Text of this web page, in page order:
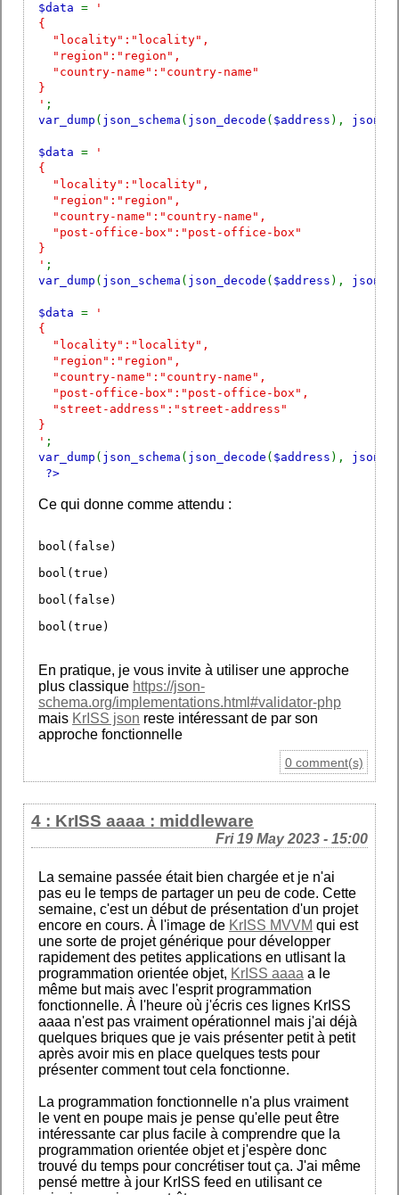
$data =
'
{
"locality":"locality",
"region":"region",
"country-name":"country-name"
}
' ;
var_dump ( json_schema ( json_decode ( $address ),
$data =
'
{
"locality":"locality",
"region":"region",
"country-name":"country-name",
"post-office-box":"post-office-box"
}
' ;
var_dump ( json_schema ( json_decode ( $address ),
$data =
'
{
"locality":"locality",
"region":"region",
"country-name":"country-name",
"post-office-box":"post-office-box",
"street-address":"street-address"
}
' ;
var_dump ( json_schema ( json_decode ( $address ),
?>
Ce qui donne comme attendu :
bool(false)
bool(true)
bool(false)
bool(true)
En pratique, je vous invite à utiliser une approche
plus classique https://json-
schema.org/implementations.html#validator-php
mais KrISS json reste intéressant de par son
approche fonctionnelle
0 comment(s)
4 : KrISS aaaa : middleware
Fri 19 May 2023 - 15:00
La semaine passée était bien chargée et je n'ai
pas eu le temps de partager un peu de code. Cette
semaine, c'est un début de présentation d'un projet
encore en cours. À l'image de KrISS MVVM qui est
une sorte de projet générique pour développer
rapidement des petites applications en utlisant la
programmation orientée objet, KrISS aaaa a le
même but mais avec l'esprit programmation
fonctionnelle. À l'heure où j'écris ces lignes KrISS
aaaa n'est pas vraiment opérationnel mais j'ai déjà
quelques briques que je vais présenter petit à petit
après avoir mis en place quelques tests pour
présenter comment tout cela fonctionne.
La programmation fonctionnelle n'a plus vraiment
le vent en poupe mais je pense qu'elle peut être
intéressante car plus facile à comprendre que la
programmation orientée objet et j'espère donc
trouvé du temps pour concrétiser tout ça. J'ai même
pensé mettre à jour KrISS feed en utilisant ce